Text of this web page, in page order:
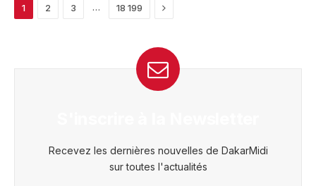
1 2 3 … 18 199 Next
Recevez les dernières nouvelles de DakarMidi
sur toutes l'actualités